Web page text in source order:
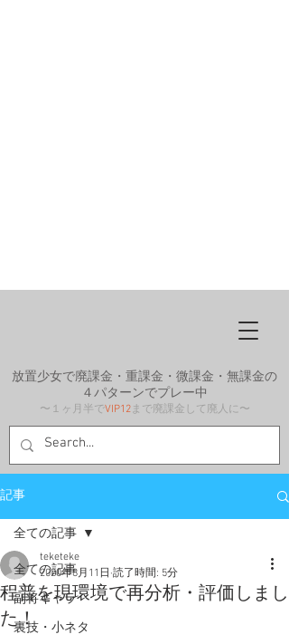
放置少女で廃課金・重課金・微課金・無課金の
４パターンでプレー中
〜１ヶ月半でVIP12まで廃課金して廃人に〜
記事
全ての記事
副将キャラ
裏技・小ネタ
全ての記事
程普を現環境で再分析・評価しまし
た！
teketeke
2020年8月11日 読了時間: 5分